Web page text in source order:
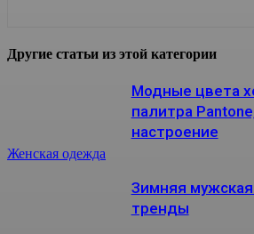
Другие статьи из этой категории
Женская одежда
Модные цвета
палитра
настроение
Зимняя
тренды